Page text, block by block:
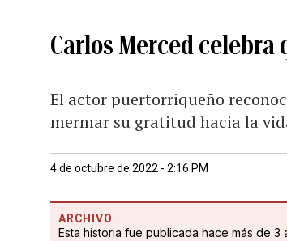
Carlos Merced celebra
El actor puertorriqueño
mermar su gratitud hacia la
4 de octubre de 2022 - 2:16 PM
ARCHIVO
Esta historia fue publicada hace más de 3